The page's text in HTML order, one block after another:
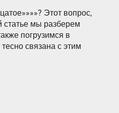
Этот вопрос,
статье мы разберем
погрузимся в
связана с этим